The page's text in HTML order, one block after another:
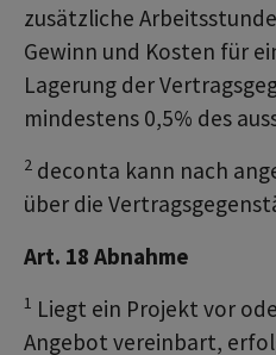
zusätzliche
Gewinn und Kosten für
Lagerung der
mindestens 0,5% des
2 deconta kann nach
über die
Art. 18 Abnahme
1 Liegt ein Projekt vor
Angebot vereinbart,